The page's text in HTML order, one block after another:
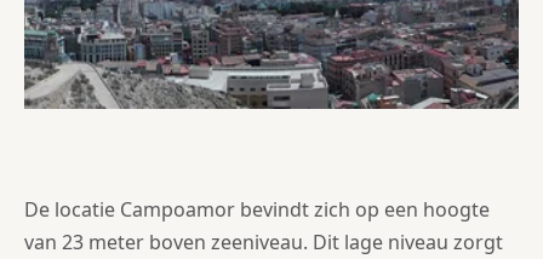
De locatie Campoamor bevindt zich op een hoogte
van 23 meter boven zeeniveau. Dit lage niveau zorgt